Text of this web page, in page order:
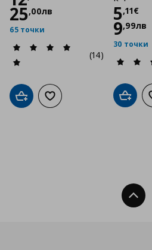
25,00лв
65 точки
(14)
Добави в кошницата
Добави към списъка с
5,11€
Цена
9,99лв
30 точки